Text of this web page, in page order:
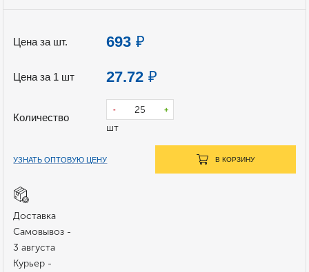
Цена за шт. 693 ₽
Цена за 1 шт 27.72 ₽
Количество
- +
шт
УЗНАТЬ ОПТОВУЮ ЦЕНУ В КОРЗИНУ
Доставка
Самовывоз -
3 августа
Курьер -